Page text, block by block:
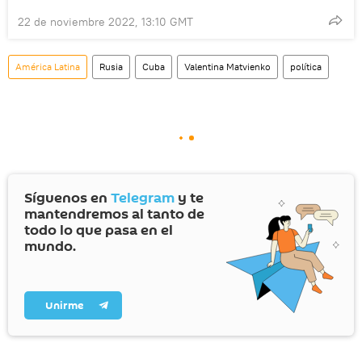
22 de noviembre 2022, 13:10 GMT
América Latina Rusia Cuba Valentina Matvienko política
Síguenos en Telegram y te
mantendremos al tanto de
todo lo que pasa en el
mundo.
Unirme